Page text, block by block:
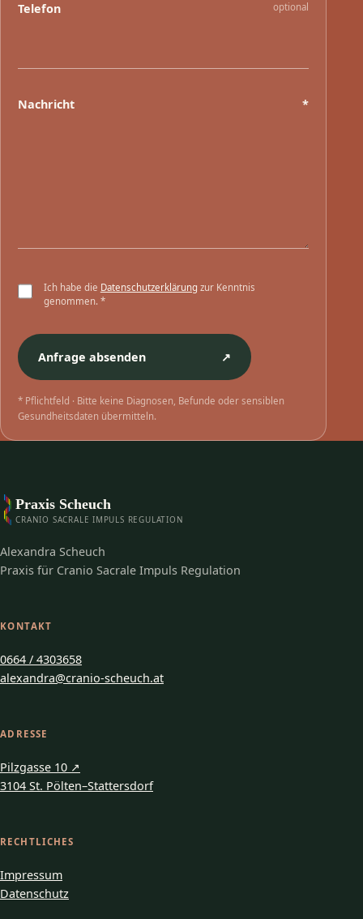
Telefon optional
Nachricht *
Ich habe die Datenschutzerklärung zur Kenntnis
genommen. *
Anfrage absenden ↗
* Pflichtfeld · Bitte keine Diagnosen, Befunde oder sensiblen
Gesundheitsdaten übermitteln.
Praxis Scheuch
CRANIO SACRALE IMPULS REGULATION
Alexandra Scheuch
Praxis für Cranio Sacrale Impuls Regulation
KONTAKT
0664 / 4303658
alexandra@cranio-scheuch.at
ADRESSE
Pilzgasse 10 ↗
3104 St. Pölten–Stattersdorf
RECHTLICHES
Impressum
Datenschutz